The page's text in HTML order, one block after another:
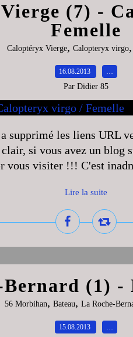
(7) -
Femelle
Caloptéryx Vierge, Calopteryx virgo,
16.08.2013 …
Par Didier 85
supprimé les liens URL
si vous avez un blog
vous visiter !!! C'est
Lire la suite
Bernard (1)
56 Morbihan, Bateau, La Roche-
15.08.2013 …